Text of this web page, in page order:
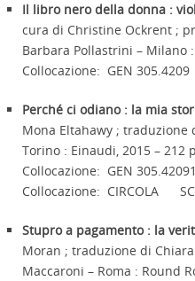
Il libro nero della donna :
cura di Christine Ockrent ;
Barbara Pollastrini – Milano
Collocazione: GEN
Perché ci odiano : la mia
Mona Eltahawy ;
Torino : Einaudi, 2015 – 212
Collocazione: GEN
Collocazione: CIRCOLA
Stupro a pagamento : la
Moran ; traduzione di
Maccaroni – Roma : Round